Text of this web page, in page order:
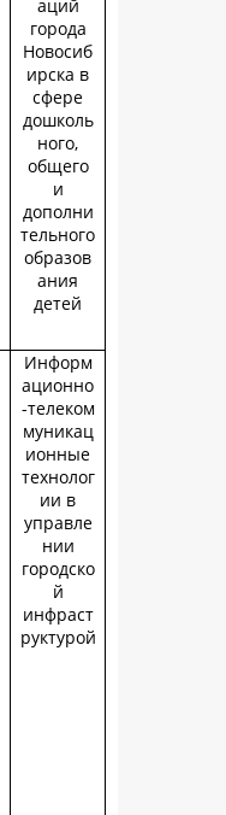
аций
города
Новосиб
ирска в
сфере
дошколь
ного,
общего
и
дополни
тельного
образов
ания
детей
Информ
ационно
-телеком
муникац
ионные
технолог
ии в
управле
нии
городско
й
инфраст
руктурой